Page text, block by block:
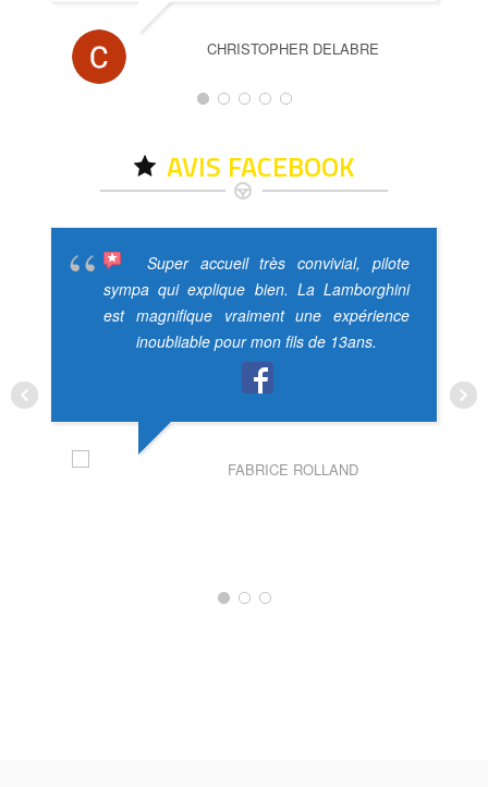
CHRISTOPHER DELABRE
AVIS FACEBOOK
Super accueil très convivial, pilote
sympa qui explique bien. La Lamborghini
est magnifique vraiment une expérience
inoubliable pour mon fils de 13ans.
FABRICE ROLLAND